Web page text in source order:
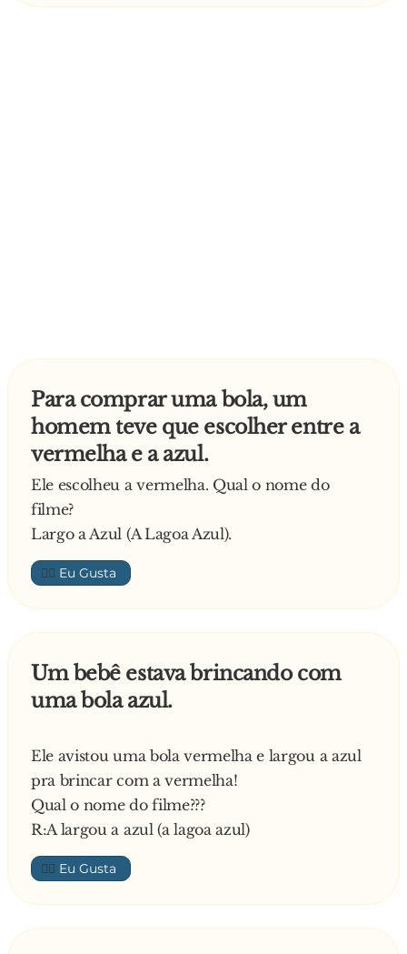
Para comprar uma bola, um
homem teve que escolher entre a
vermelha e a azul.
Ele escolheu a vermelha. Qual o nome do
filme?
Largo a Azul (A Lagoa Azul).
👍🏼
Um bebê estava brincando com
uma bola azul.
Ele avistou uma bola vermelha e largou a azul
pra brincar com a vermelha!
Qual o nome do filme???
R:A largou a azul (a lagoa azul)
👍🏼